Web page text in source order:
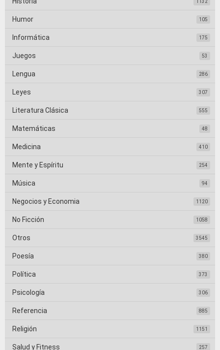
1132
Humor 105
Informática 175
Juegos 53
Lengua 286
Leyes 307
Literatura Clásica 555
Matemáticas 48
Medicina 410
Mente y Espíritu 254
Música 94
Negocios y Economia 1120
No Ficción 1058
Otros 3545
Poesía 380
Política 373
Psicología 306
Referencia 885
Religión 1151
Salud y Fitness 257